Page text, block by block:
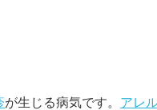
が生じる病気です。 アレ